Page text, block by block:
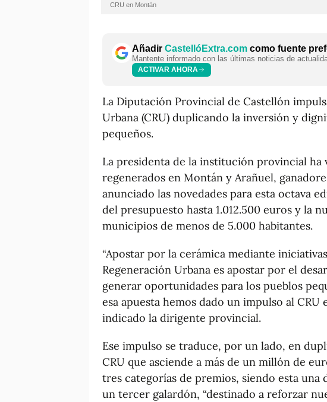
CRU en Montán
Añadir CastellóExtra.com como fuente
Mantente informado con las últimas noticias de
ACTIVAR AHORA
La Diputación Provincial de Castellón
Urbana (CRU) duplicando la inversión y
pequeños.
La presidenta de la institución provincial ha
regenerados en Montán y Arañuel,
anunciado las novedades para esta octava
del presupuesto hasta 1.012.500 euros y la
municipios de menos de 5.000 habitantes.
“Apostar por la cerámica mediante
Regeneración Urbana es apostar por el
generar oportunidades para los pueblos
esa apuesta hemos dado un impulso al CRU
indicado la dirigente provincial.
Ese impulso se traduce, por un lado, en
CRU que asciende a más de un millón de
tres categorías de premios, siendo esta una
un tercer galardón, “destinado a reforzar